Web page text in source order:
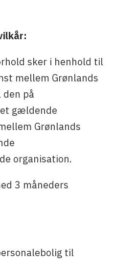
sker i henhold til
mellem Grønlands
på
gældende
Grønlands
organisation.
3 måneders
til